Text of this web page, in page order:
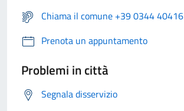
Chiama il comune +39 0344 40416
Prenota un appuntamento
Problemi in città
Segnala disservizio